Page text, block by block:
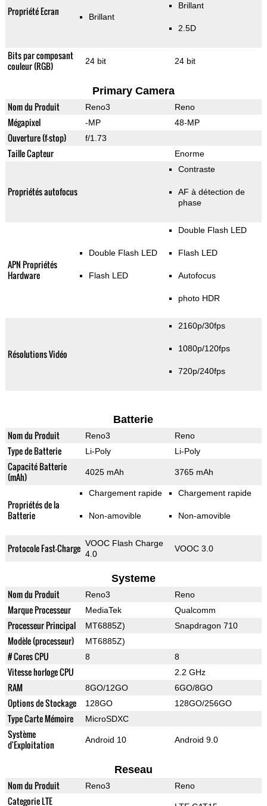
Propriété Ecran Brillant
Brillant
2.5D
Bits par composant
couleur (RGB)
24 bit 24 bit
Primary Camera
Nom du Produit Reno3 Reno
Mégapixel -MP 48-MP
Ouverture (f-stop) f/1.73
Taille Capteur Enorme
Propriétés autofocus
Contraste
AF à détection de
phase
APN Propriétés
Hardware
Double Flash LED
Flash LED
Double Flash LED
Flash LED
Autofocus
photo HDR
Résolutions Vidéo
2160p/30fps
1080p/120fps
720p/240fps
Batterie
Nom du Produit Reno3 Reno
Type de Batterie Li-Poly Li-Poly
Capacité Batterie
(mAh)
4025 mAh 3765 mAh
Propriétés de la
Batterie
Chargement rapide
Non-amovible
Chargement rapide
Non-amovible
Protocole Fast-Charge VOOC Flash Charge
4.0
VOOC 3.0
Systeme
Nom du Produit Reno3 Reno
Marque Processeur MediaTek Qualcomm
Processeur Principal MT6885Z) Snapdragon 710
Modèle (processeur) MT6885Z)
# Cores CPU 8 8
Vitesse horloge CPU 2.2 GHz
RAM 8GO/12GO 6GO/8GO
Options de Stockage 128GO 128GO/256GO
Type Carte Mémoire MicroSDXC
Système
d'Exploitation
Android 10 Android 9.0
Reseau
Nom du Produit Reno3 Reno
Categorie LTE